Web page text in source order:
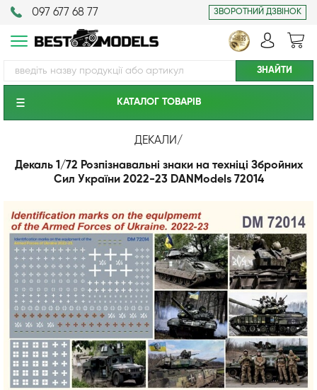
097 677 68 77 ЗВОРОТНИЙ ДЗВІНОК
КАТАЛОГ ТОВАРIВ
ДЕКАЛИ/
Декаль 1/72 Розпізнавальні знаки на техніці Збройних
Сил України 2022-23 DANModels 72014